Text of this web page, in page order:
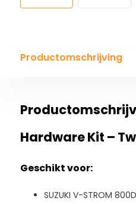
Productomschrijving
Hardware Kit –
Geschikt voor:
SUZUKI V-STROM